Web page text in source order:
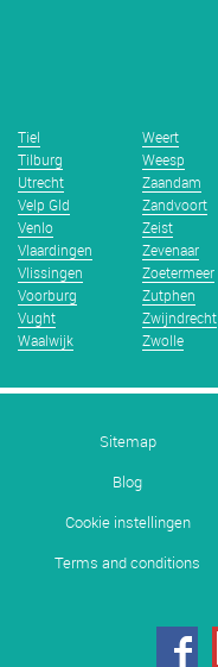
Tiel
Tilburg
Utrecht
Velp Gld
Venlo
Vlaardingen
Vlissingen
Voorburg
Vught
Waalwijk
Weert
Weesp
Zaandam
Zandvoort
Zeist
Zevenaar
Zoetermeer
Zutphen
Zwijndrecht
Zwolle
Sitemap
Blog
Cookie instellingen
Terms and conditions